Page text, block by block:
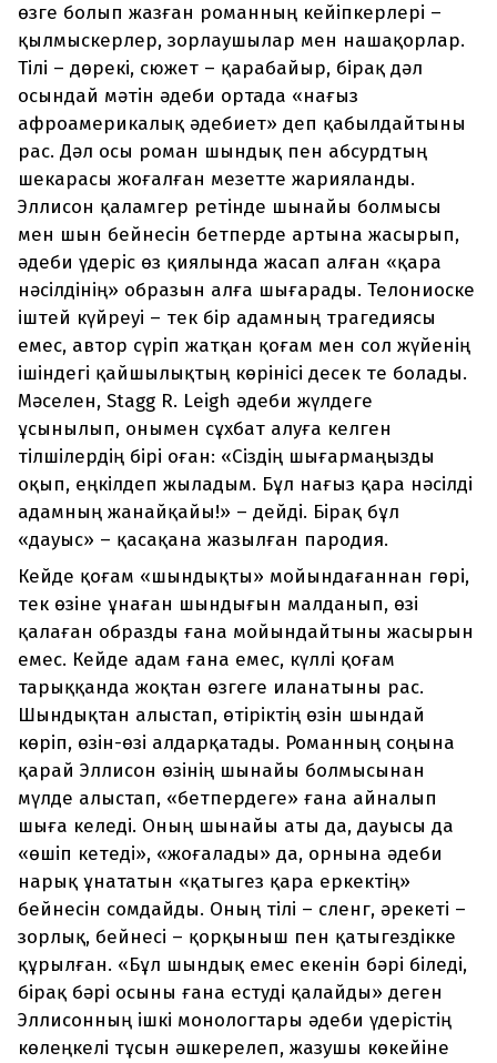
өзге болып жазған романның кейіпкерлері –
қылмыскерлер, зорлаушылар мен нашақорлар.
Тілі – дөрекі, сюжет – қарабайыр, бірақ дәл
осындай мәтін әдеби ортада «нағыз
афроамерикалық әдебиет» деп қабылдайтыны
рас. Дәл осы роман шындық пен абсурдтың
шекарасы жоғалған мезетте жарияланды.
Эллисон қаламгер ретінде шынайы болмысы
мен шын бейнесін бетперде артына жасырып,
әдеби үдеріс өз қиялында жасап алған «қара
нәсілдінің» образын алға шығарады. Телониоске
іштей күйреуі – тек бір адамның трагедиясы
емес, автор сүріп жатқан қоғам мен сол жүйенің
ішіндегі қайшылықтың көрінісі десек те болады.
Мәселен, Stagg R. Leigh әдеби жүлдеге
ұсынылып, онымен сұхбат алуға келген
тілшілердің бірі оған: «Сіздің шығармаңызды
оқып, еңкілдеп жыладым. Бұл нағыз қара нәсілді
адамның жанайқайы!» – дейді. Бірақ бұл
«дауыс» – қасақана жазылған пародия.
Кейде қоғам «шындықты» мойындағаннан гөрі,
тек өзіне ұнаған шындығын малданып, өзі
қалаған образды ғана мойындайтыны жасырын
емес. Кейде адам ғана емес, күллі қоғам
тарыққанда жоқтан өзгеге иланатыны рас.
Шындықтан алыстап, өтіріктің өзін шындай
көріп, өзін-өзі алдарқатады. Романның соңына
қарай Эллисон өзінің шынайы болмысынан
мүлде алыстап, «бетпердеге» ғана айналып
шыға келеді. Оның шынайы аты да, дауысы да
«өшіп кетеді», «жоғалады» да, орнына әдеби
нарық ұнататын «қатыгез қара еркектің»
бейнесін сомдайды. Оның тілі – сленг, әрекеті –
зорлық, бейнесі – қорқыныш пен қатыгездікке
құрылған. «Бұл шындық емес екенін бәрі біледі,
бірақ бәрі осыны ғана естуді қалайды» деген
Эллисонның ішкі монологтары әдеби үдерістің
көлеңкелі тұсын әшкерелеп, жазушы көкейіне